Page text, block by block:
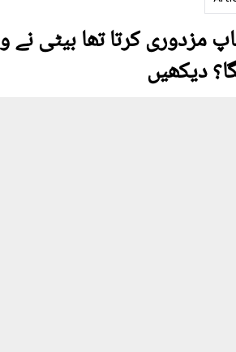
کرتا تھا بیٹی نے
دیکھیں